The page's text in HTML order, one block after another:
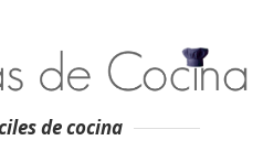
de cocina